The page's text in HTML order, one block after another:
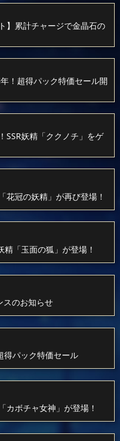
】累計チャージで金晶石の
！超得パック特価セール開
SSR妖精「ククノチ」をゲ
花冠の妖精」が再び登場！
精「玉面の狐」が登場！
スのお知らせ
得パック特価セール
カボチャ女神」が登場！